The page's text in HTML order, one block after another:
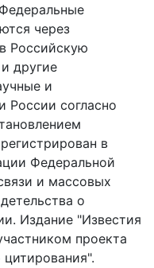
через
Российскую
другие
и
России согласно
в
Федеральной
и массовых
о
Издание "Известия
проекта